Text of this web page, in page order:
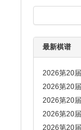
最新棋谱